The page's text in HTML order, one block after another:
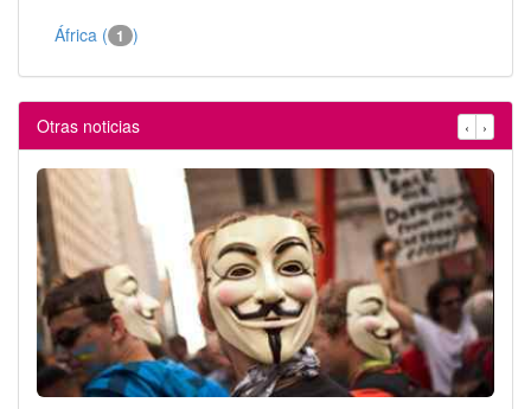
África ( 1 )
Otras noticias ‹ ›